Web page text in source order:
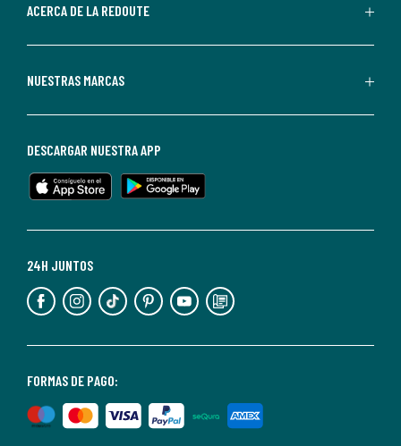
Redoute.
de
en
cualquier
Para
información,
puedes
nuestra
de
privacidad</2>.
ACERCA DE LA REDOUTE
NUESTRAS MARCAS
FORMAS DE PAGO:
24H JUNTOS
DESCARGAR NUESTRA APP